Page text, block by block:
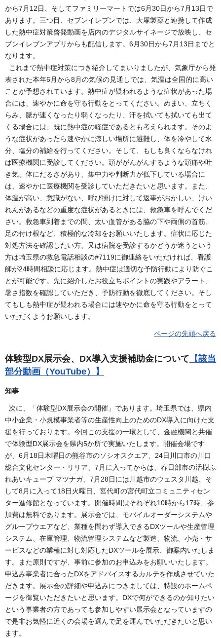
から7月12日、そしてファミリーマートでは6月30日から7月13日で
あります。三つ目、セブンイレブンでは、大塚製薬と連携して作成
した熱中症対策啓発動画を店内のデジタルサイネージで放映し、セ
ブンイレブンアプリからも配信します。6月30日から7月13日までと
なります。
これまで熱中症対策につき紹介してまいりましたが、気象庁から発
表された本年6月から8月の気候の見通しでは、気温は全国的に高い
ことが予想されています。熱中症が疑われるような症状があった場
合には、速やかに命を守る行動をとってください。めまい、立ちく
らみ、脈が速くなったり弱くなったり、汗を拭いても拭いても出て
くる場合には、既に熱中症の軽症であるとも考えられます。そのよ
うな症状があったら速やかに涼しい場所に避難し、体を冷やして水
分、塩分の補給を行ってください。そして、もしも良くならなけれ
ば医療機関に受診してください。頭ががんがんするような頭痛や吐
き気、体にだるさがあり、集中力や判断力が低下している場合に
は、速やかに医療機関を受診していただきたいと思います。また、
体温が高い、意識がない、呼び掛けに対して返事がおかしい、けい
れんがあるなどの重度な症状があるときには、救急車を呼んでくだ
さい。救急車到着までの間、太い血管がある脇の下や両側の首筋、
足の付け根など、積極的な冷却をお願いいたします。症状に応じた
対処方法を確認したい方、又は病院を受診するかどうか迷うという
方は埼玉県の救急電話相談の#7119に御連絡をいただければ、看護
師が24時間相談に応じます。熱中症は適切な予防行動により防ぐこ
とが可能です。先に紹介したお役立ちポイントの実践やアラート、
暑さ指数を確認していただき、予防行動を徹底してください。そし
てもしも熱中症が疑われる場合には速やかに命を守る行動をとって
いただくようお願いします。
ページの先頭へ戻る
体験型DX展示会、DX導入支援補助金について 【該当
部分動画（YouTube）】
知事
次に、「体験型DX展示会の開催」であります。埼玉県では、県内
中小企業・小規模事業者等の生産性向上のためのDX導入に向けた支
援を行っております。今回この支援の一環として、金融機関と共催
で体験型DX展示会を県内5か所で実施いたします。開催会場です
が、6月18日木曜日の熊谷市のソシオスクエア、24日川口市の川口
総合文化センター・リリア、7月に入ってからは、春日部市の活樹ふ
れあいキューブ マツナガ、7月28日には川越市のウェスタ川越、そ
して8月に入って18日火曜日、宮代町の宮代町立コミュニティセン
ター進修館となっています。開催時間はそれぞれ10時から17時、参
加費は無料であります。展示会では、モバイルオーダーシステムや
グループウエアなど、業種を問わず導入できるDXツールや生産管理
システム、在庫管理、物流管理システムなど製造、物流、小売・サ
ービスなどの業種に対し対応したDXツールを展示、御案内いたしま
す。また原則ですが、事前に参加のお申込みをお願いいたします。
申込み事業者に合ったDXをアドバイスするカルテを作成させていた
だきます。展示会の詳細や申込みにつきましては、特設のホームペ
ージを御覧いただきたいと思います。DXで何ができるのか知りたい
という事業者の方であっても参加しやすい展示会となっていますの
で是非お気軽に近くの会場を選んで足を運んでいただきたいと思い
ます。